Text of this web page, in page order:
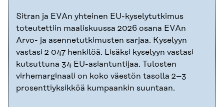
Sitran ja EVAn yhteinen EU-kyselytutkimus
toteutettiin maaliskuussa 2026 osana EVAn
Arvo- ja asennetutkimusten sarjaa. Kyselyyn
vastasi 2 047 henkilöä. Lisäksi kyselyyn vastasi
kutsuttuna 34 EU-asiantuntijaa. Tulosten
virhemarginaali on koko väestön tasolla 2–3
prosenttiyksikköä kumpaankin suuntaan.